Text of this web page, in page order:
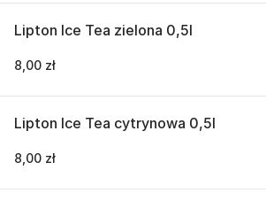
Lipton Ice Tea zielona 0,5l
8,00 zł
Lipton Ice Tea cytrynowa 0,5l
8,00 zł